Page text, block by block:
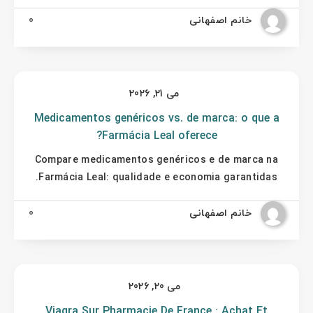
خانم اصفهانی 0
می 21, 2026
Medicamentos genéricos vs. de marca: o que a
Farmácia Leal oferece?
Compare medicamentos genéricos e de marca na
Farmácia Leal: qualidade e economia garantidas.
خانم اصفهانی 0
می 20, 2026